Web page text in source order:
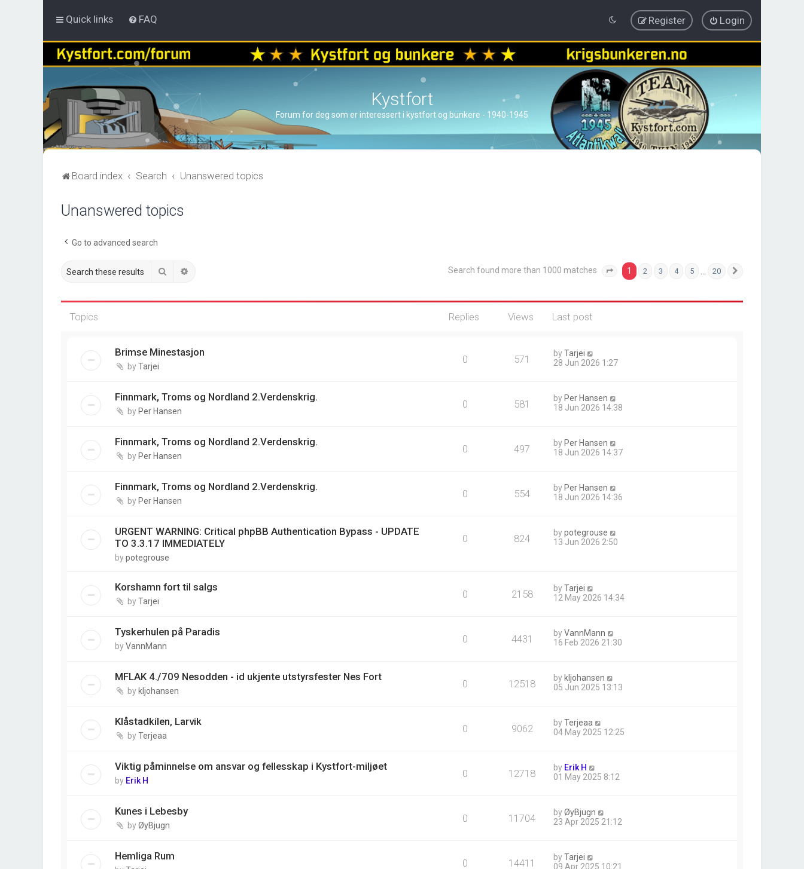
Quick links FAQ Login
Register
Kystfort
Forum for deg som er interessert i kystfort og bunkere - 1940-1945
Board index Search Unanswered topics
Unanswered topics
Go to advanced search
Search Search found more than 1000 matches Page 1 of
1 2 3 4 5 20
Topics Replies Views Last post
Brimse Minestasjon
byTarjei
0 571 byTarjei
28 Jun 2026 1:27
Finnmark, Troms og Nordland 2.Verdenskrig.
by Per Hansen
0 581 by Per Hansen
18 Jun 2026 14:38
Finnmark, Troms og Nordland 2.Verdenskrig.
by Per Hansen
0 497 by Per Hansen
18 Jun 2026 14:37
Finnmark, Troms og Nordland 2.Verdenskrig.
by Per Hansen
0 554 by Per Hansen
18 Jun 2026 14:36
URGENT WARNING: Critical phpBB Authentication Bypass - UPDATE
TO 3.3.17 IMMEDIATELY
bypotegrouse
0 824 bypotegrouse
13 Jun 2026 2:50
Korshamn fort til salgs
byTarjei
0 2158 byTarjei
12 May 2026 14:34
Tyskerhulen på Paradis
byVannMann
0 4431 byVannMann
16 Feb 2026 21:30
MFLAK 4./709 Nesodden - id ukjente utstyrsfester Nes Fort
by kljohansen
0 12518 by kljohansen
05 Jun 2025 13:13
Klåstadkilen, Larvik
byTerjeaa
0 9062 byTerjeaa
04 May 2025 12:25
Viktig påminnelse om ansvar og fellesskap i Kystfort-miljøet
by Erik H
0 12718 by Erik H
01 May 2025 8:12
Kunes i Lebesby
byØyBjugn
0 11704 byØyBjugn
23 Apr 2025 21:12
Hemliga Rum
0 14411 byTarjei
09 Apr 2025 10:21